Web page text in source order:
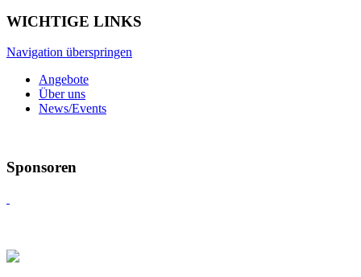
WICHTIGE LINKS
Navigation überspringen
Angebote
Über uns
News/Events
Sponsoren